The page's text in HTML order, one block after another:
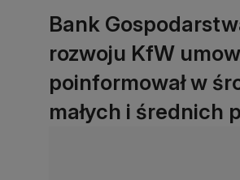
Bank
rozwoju KfW
poinformował w
małych i średnich